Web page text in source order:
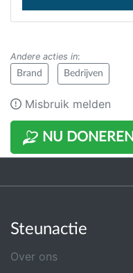
NU DONEREN
Andere acties in:
Brand Bedrijven
Misbruik melden
Steunactie
Over ons